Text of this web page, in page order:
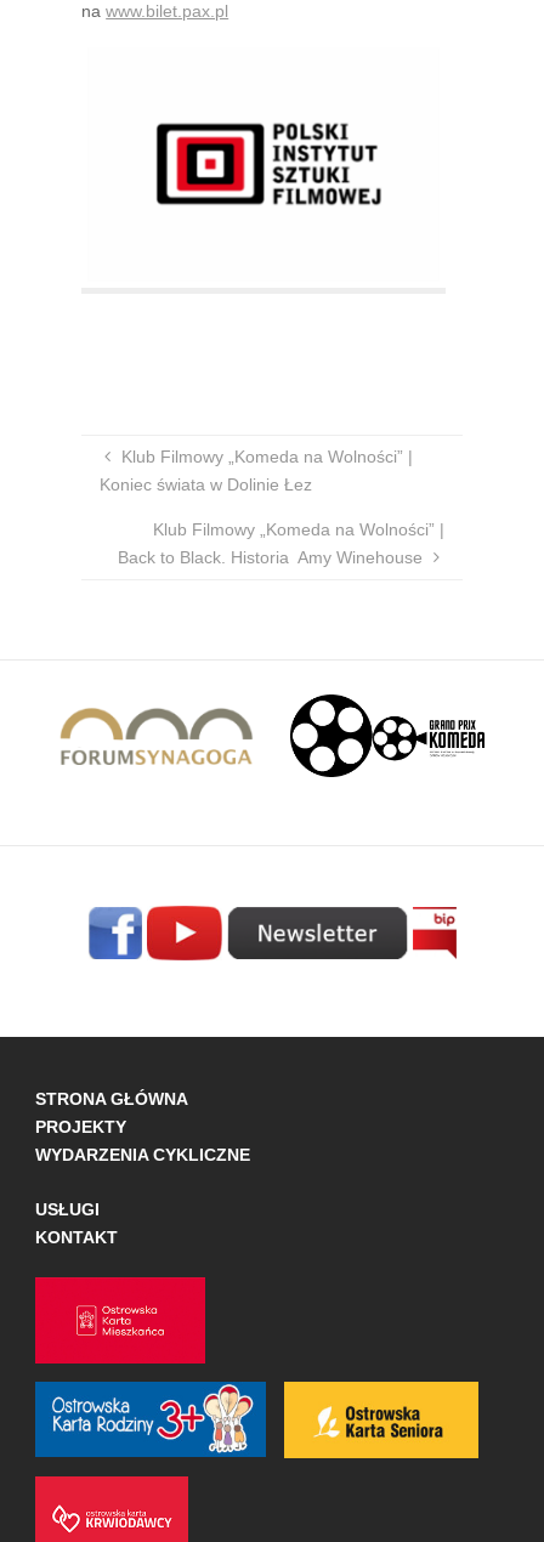
nawww.bilet.pax.pl
Klub Filmowy „Komeda na Wolności” |
Koniec świata w Dolinie Łez
Klub Filmowy „Komeda na Wolności” |
Back to Black. Historia Amy Winehouse
STRONA GŁÓWNA
PROJEKTY
WYDARZENIA CYKLICZNE
USŁUGI
KONTAKT